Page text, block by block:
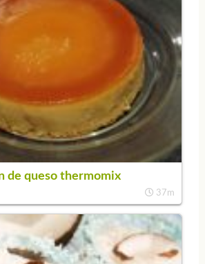
de queso thermomix
37m